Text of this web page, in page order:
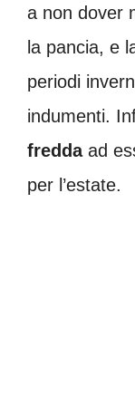
a non dover
la pancia, e
periodi
indumenti.
freddaad
per l’estate.